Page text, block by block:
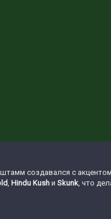
создавался с
, Hindu Kush и Skunk, что